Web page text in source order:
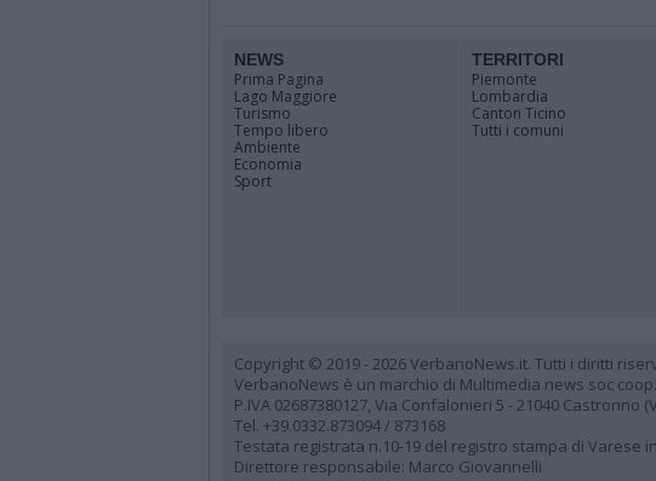
NEWS
Prima Pagina
Lago Maggiore
Turismo
Tempo libero
Ambiente
Economia
Sport
TERRITORI
Piemonte
Lombardia
Canton Ticino
Tutti i comuni
Copyright © 2019 - 2026 VerbanoNews.it. Tutti i diritti
VerbanoNews è un marchio di Multimedia news soc coop.
P.IVA 02687380127, Via Confalonieri 5 - 21040 Castronno
Tel. +39.0332.873094 / 873168
Testata registrata n.10-19 del registro stampa di Varese
Direttore responsabile: Marco Giovannelli